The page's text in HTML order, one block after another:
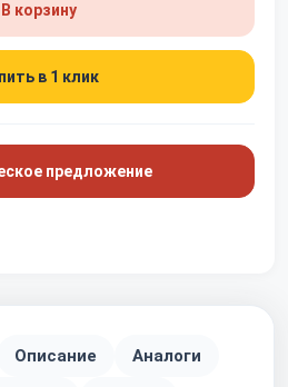
В корзину
в 1 клик
предложение
Описание Аналоги